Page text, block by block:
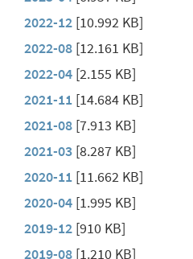
2022-12 [10.992 KB]
2022-08 [12.161 KB]
2022-04 [2.155 KB]
2021-11 [14.684 KB]
2021-08 [7.913 KB]
2021-03 [8.287 KB]
2020-11 [11.662 KB]
2020-04 [1.995 KB]
2019-12 [910 KB]
2019-08 [1.210 KB]